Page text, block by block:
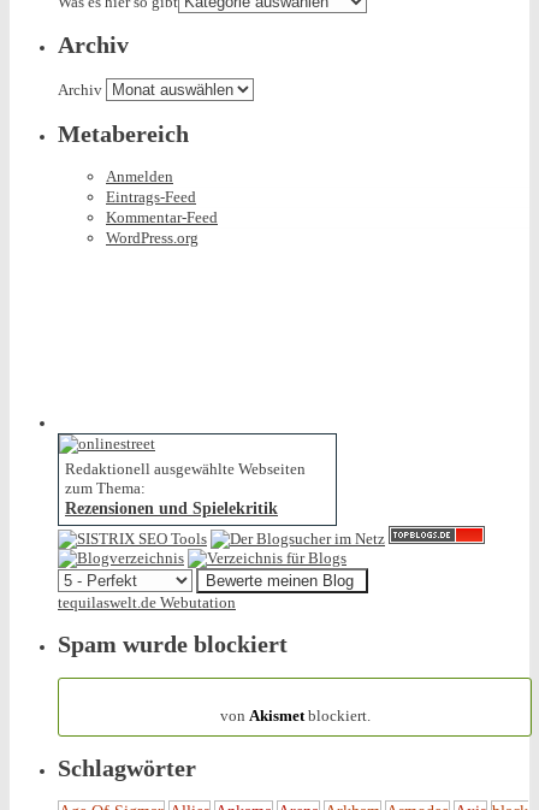
Archiv
Archiv
Metabereich
Anmelden
Eintrags-Feed
Kommentar-Feed
WordPress.org
Redaktionell ausgewählte Webseiten
zum Thema:
Rezensionen und Spielekritik
tequilaswelt.de Webutation
Spam wurde blockiert
von Akismetblockiert.
Schlagwörter